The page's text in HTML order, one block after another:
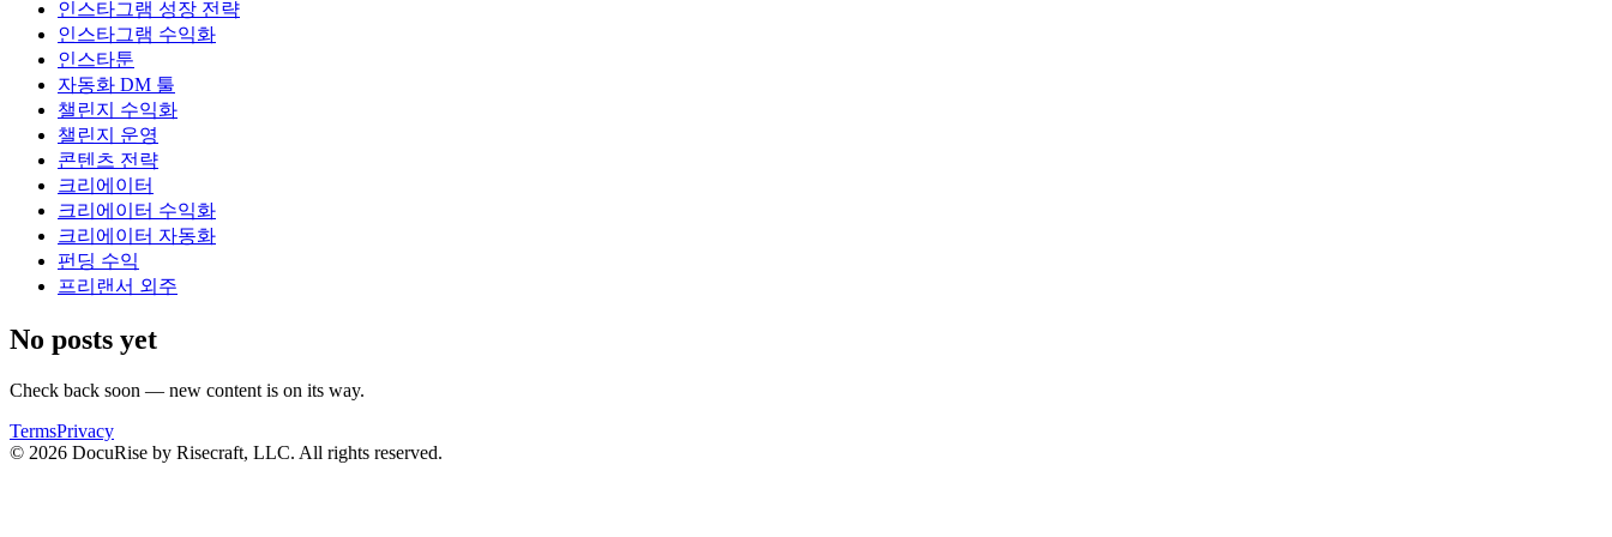
인스타그램 성장 전략
인스타그램 수익화
인스타툰
자동화 DM 툴
챌린지 수익화
챌린지 운영
콘텐츠 전략
크리에이터
크리에이터 수익화
크리에이터 자동화
펀딩 수익
프리랜서 외주
No posts yet
Check back soon — new content is on its way.
TermsPrivacy
© 2026 DocuRise by Risecraft, LLC. All rights reserved.